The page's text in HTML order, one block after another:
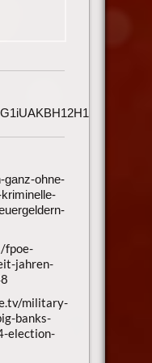
ganz-ohne-
fpoe-
jahren-
military-
banks-
election-